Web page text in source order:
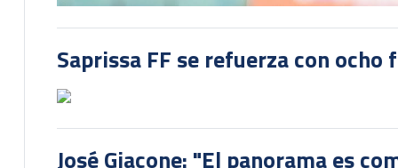
Saprissa FF se refuerza con
José Giacone: "El panorama es